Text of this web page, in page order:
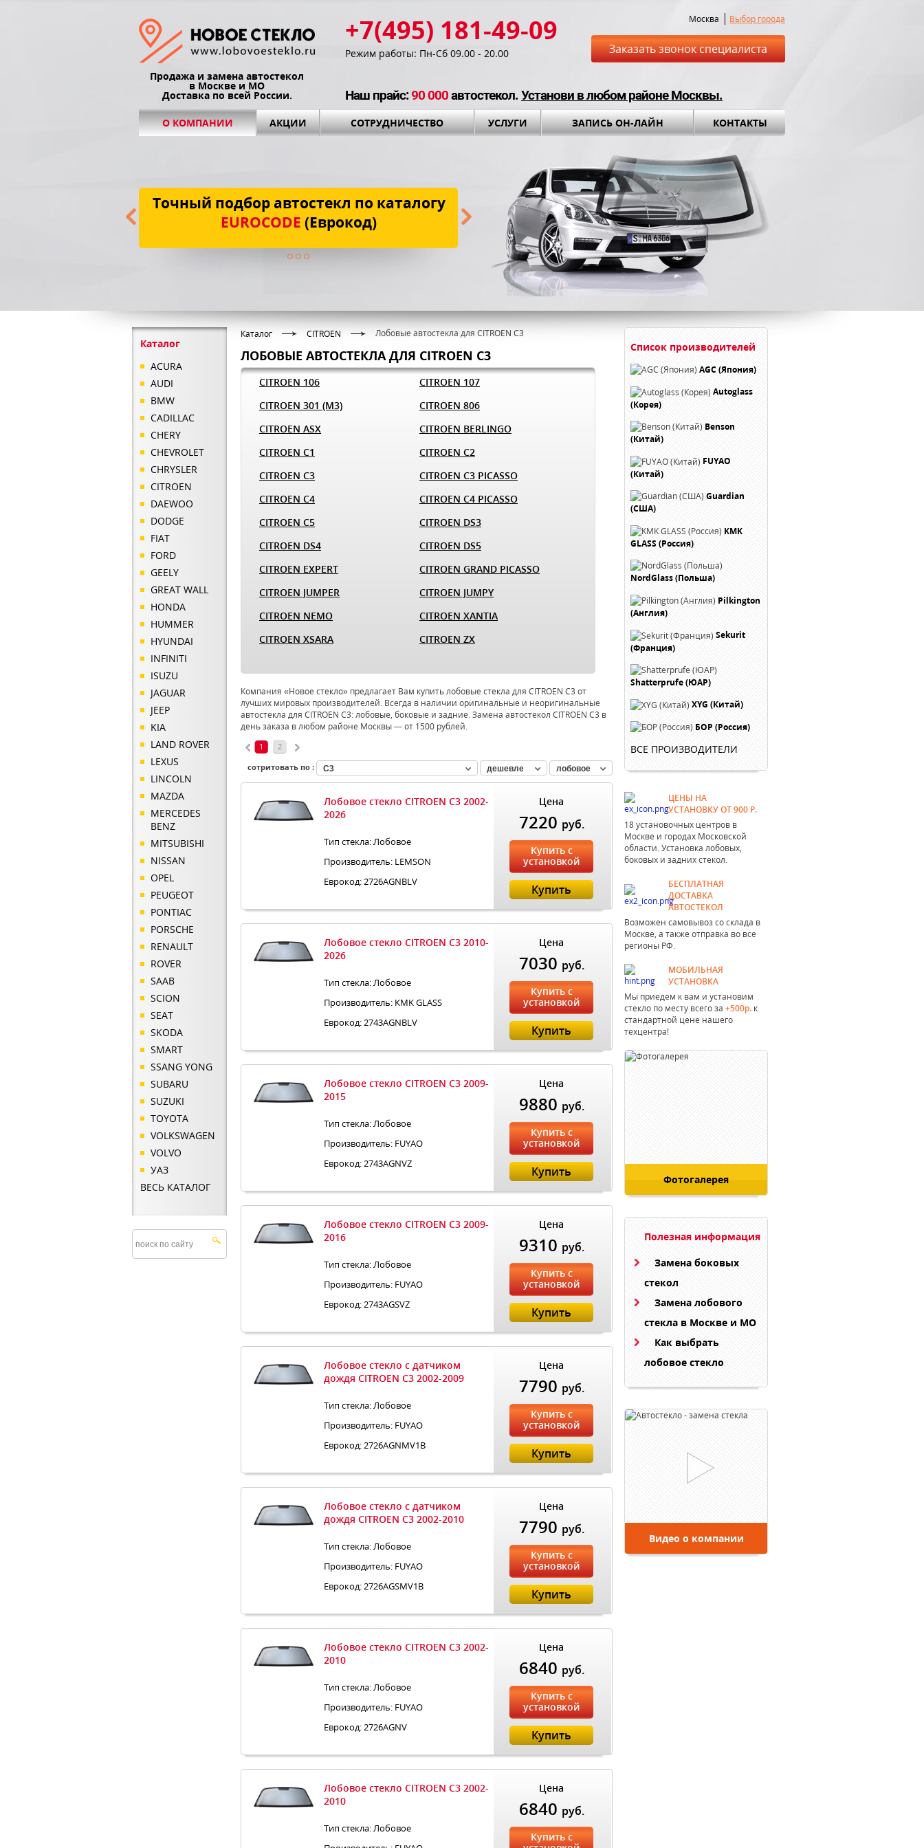
Продажа и замена автостекол
в Москве и МО
Доставка по всей России.
+7(495) 181-49-09
Режим работы: Пн-Сб 09.00 - 20.00
Москва Выбор города
Заказать звонок специалиста
Наш прайс:90 000автостекол.Установи в любом районе Москвы.
О КОМПАНИИ АКЦИИ СОТРУДНИЧЕСТВО УСЛУГИ ЗАПИСЬ ОН-ЛАЙН КОНТАКТЫ
Точный подбор автостекл по каталогу
EUROCODE (Еврокод)
Бесплатная доставка до места
установки и установочный комплект вПОДАРОК!
Каталог
ACURA
AUDI
BMW
CADILLAC
CHERY
CHEVROLET
CHRYSLER
CITROEN
DAEWOO
DODGE
FIAT
FORD
GEELY
GREAT WALL
HONDA
HUMMER
HYUNDAI
INFINITI
ISUZU
JAGUAR
JEEP
KIA
LAND ROVER
LEXUS
LINCOLN
MAZDA
MERCEDES
BENZ
MITSUBISHI
NISSAN
OPEL
PEUGEOT
PONTIAC
PORSCHE
RENAULT
ROVER
SAAB
SCION
SEAT
SKODA
SMART
SSANG YONG
SUBARU
SUZUKI
TOYOTA
VOLKSWAGEN
VOLVO
УАЗ
ВЕСЬ КАТАЛОГ
Каталог CITROEN Лобовые автостекла для CITROEN C3
ЛОБОВЫЕ АВТОСТЕКЛА ДЛЯ CITROEN C3
CITROEN 106
CITROEN 107
CITROEN 301 (M3)
CITROEN 806
CITROEN ASX
CITROEN BERLINGO
CITROEN C1
CITROEN C2
CITROEN C3
CITROEN C3 PICASSO
CITROEN C4
CITROEN C4 PICASSO
CITROEN C5
CITROEN DS3
CITROEN DS4
CITROEN DS5
CITROEN EXPERT
CITROEN GRAND PICASSO
CITROEN JUMPER
CITROEN JUMPY
CITROEN NEMO
CITROEN XANTIA
CITROEN XSARA
CITROEN ZX
Компания «Новое стекло» предлагает Вам купить лобовые стекла для CITROEN C3 от
лучших мировых производителей. Всегда в наличии оригинальные и неоригинальные
автостекла для CITROEN C3: лобовые, боковые и задние. Замена автостекол CITROEN C3 в
день заказа в любом районе Москвы — от 1500 рублей.
1
2
сотритовать по :
C3 дешевле лобовое
Лобовое стекло CITROEN C3 2002-
2026
Тип стекла: Лобовое
Производитель: LEMSON
Еврокод: 2726AGNBLV
Цена
7220 руб.
Купить с
установкой
Купить
Лобовое стекло CITROEN C3 2010-
2026
Тип стекла: Лобовое
Производитель: KMK GLASS
Еврокод: 2743AGNBLV
Цена
7030 руб.
Купить с
установкой
Купить
Лобовое стекло CITROEN C3 2009-
2015
Тип стекла: Лобовое
Производитель: FUYAO
Еврокод: 2743AGNVZ
Цена
9880 руб.
Купить с
установкой
Купить
Лобовое стекло CITROEN C3 2009-
2016
Тип стекла: Лобовое
Производитель: FUYAO
Еврокод: 2743AGSVZ
Цена
9310 руб.
Купить с
установкой
Купить
Лобовое стекло с датчиком
дождя CITROEN C3 2002-2009
Тип стекла: Лобовое
Производитель: FUYAO
Еврокод: 2726AGNMV1B
Цена
7790 руб.
Купить с
установкой
Купить
Лобовое стекло с датчиком
дождя CITROEN C3 2002-2010
Тип стекла: Лобовое
Производитель: FUYAO
Еврокод: 2726AGSMV1B
Цена
7790 руб.
Купить с
установкой
Купить
Лобовое стекло CITROEN C3 2002-
2010
Тип стекла: Лобовое
Производитель: FUYAO
Еврокод: 2726AGNV
Цена
6840 руб.
Купить с
установкой
Купить
Лобовое стекло CITROEN C3 2002-
2010
Тип стекла: Лобовое
Цена
6840 руб.
Купить с
Список производителей
AGC (Япония)
Autoglass
(Корея)
Benson
(Китай)
FUYAO
(Китай)
Guardian
(США)
KMK
GLASS (Россия)
NordGlass (Польша)
Pilkington
(Англия)
Sekurit
(Франция)
Shatterprufe (ЮАР)
XYG (Китай)
БОР (Россия)
ВСЕ ПРОИЗВОДИТЕЛИ
ЦЕНЫ НА
УСТАНОВКУ ОТ 900 Р.
18 установочных центров в
Москве и городах Московской
области. Установка лобовых,
боковых и задних стекол.
БЕСПЛАТНАЯ
ДОСТАВКА
АВТОСТЕКОЛ
Возможен самовывоз со склада в
Москве, а также отправка во все
регионы РФ.
МОБИЛЬНАЯ
УСТАНОВКА
Мы приедем к вам и установим
стекло по месту всего за +500р. к
стандартной цене нашего
техцентра!
Фотогалерея
Полезная информация
Замена боковых
стекол
Замена лобового
стекла в Москве и МО
Как выбрать
лобовое стекло
Видео о компании